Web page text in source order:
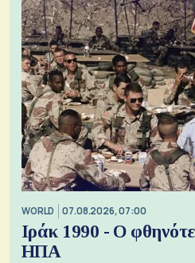
WORLD 07.08.2026, 07:00
Ιράκ 1990 - Ο
ΗΠΑ